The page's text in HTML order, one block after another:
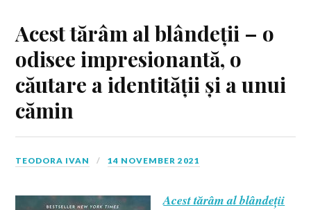
Acest tărâm al blândeții – o
odisee impresionantă, o
căutare a identității și a unui
cămin
TEODORA IVAN 14 NOVEMBER 2021
Acest tărâm al blândeții